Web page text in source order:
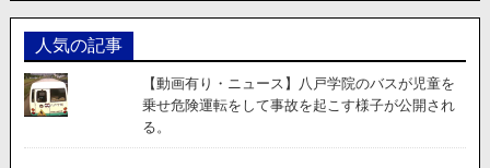
人気の記事
【動画有り・ニュース】八戸学院のバスが児童を
乗せ危険運転をして事故を起こす様子が公開され
る。